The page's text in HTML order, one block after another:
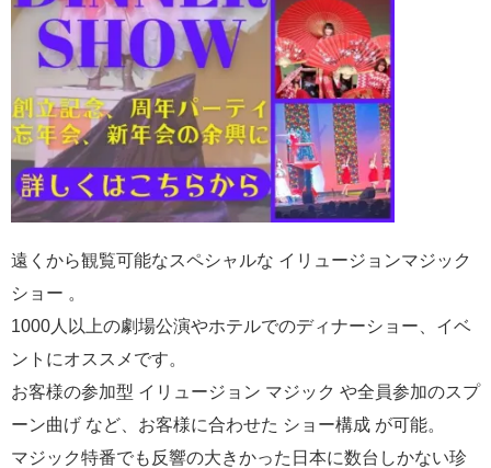
遠くから観覧可能なスペシャルな イリュージョンマジック
ショー 。
1000人以上の劇場公演やホテルでのディナーショー、イベ
ントにオススメです。
お客様の参加型 イリュージョン マジック や全員参加のスプ
ーン曲げ など、お客様に合わせた ショー構成 が可能。
マジック特番でも反響の大きかった日本に数台しかない珍